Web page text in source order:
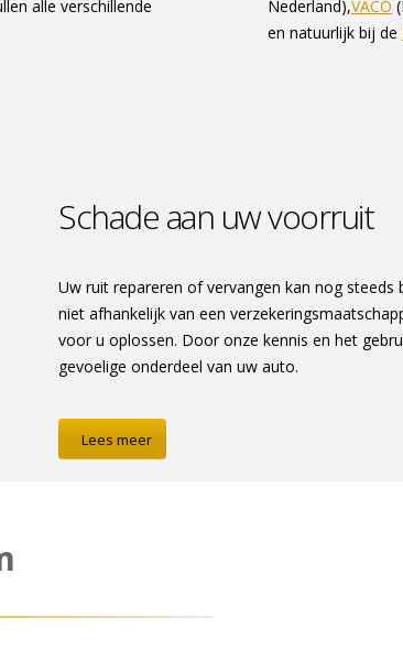
alle verschillende
Nederland),VACO
en natuurlijk bij de
Schade aan uw voorruit
Uw ruit repareren of vervangen kan nog
niet afhankelijk van een
voor u oplossen. Door onze kennis en het
gevoelige onderdeel van uw auto.
Lees meer